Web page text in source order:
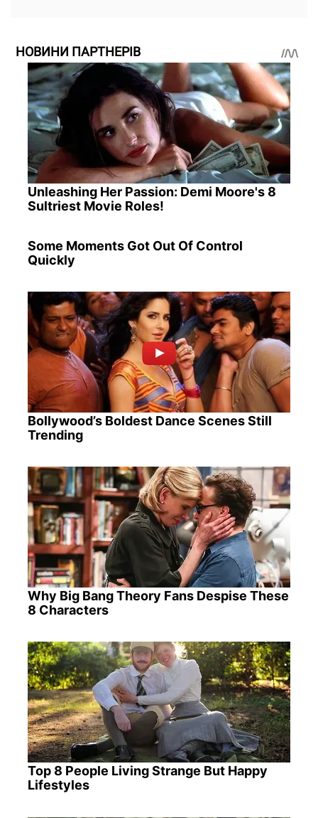
НОВИНИ ПАРТНЕРІВ
Unleashing Her Passion: Demi Moore's 8
Sultriest Movie Roles!
Some Moments Got Out Of Control
Quickly
Bollywood’s Boldest Dance Scenes Still
Trending
Why Big Bang Theory Fans Despise These
8 Characters
Top 8 People Living Strange But Happy
Lifestyles